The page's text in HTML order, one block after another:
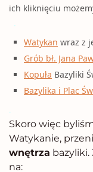
ich kliknięciu
.
Watykan wraz z
Grób bł. Jana
Kopuła Bazyliki
Bazylika i Plac
.
Skoro więc
Watykanie,
wnętrza
na: